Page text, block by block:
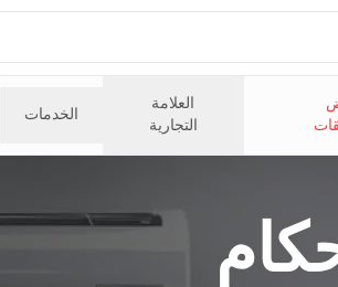
العلامة
التجارية
الخدمات